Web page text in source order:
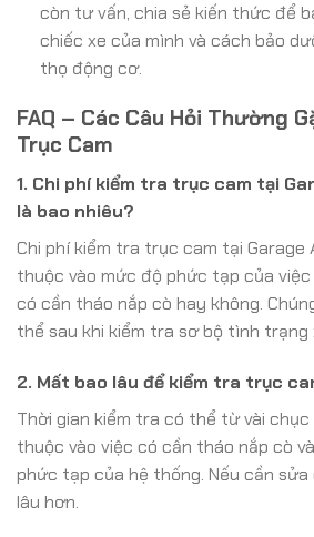
còn tư vấn, chia sẻ kiến thức để
chiếc xe của mình và cách bảo
thọ động cơ.
FAQ – Các Câu Hỏi Thường
Trục Cam
1. Chi phí kiểm tra trục cam tại
là bao nhiêu?
Chi phí kiểm tra trục cam tại Garage
thuộc vào mức độ phức tạp của
có cần tháo nắp cò hay không.
thể sau khi kiểm tra sơ bộ tình trạng
2. Mất bao lâu để kiểm tra trục
Thời gian kiểm tra có thể từ vài
thuộc vào việc có cần tháo nắp cò
phức tạp của hệ thống. Nếu cần
lâu hơn.